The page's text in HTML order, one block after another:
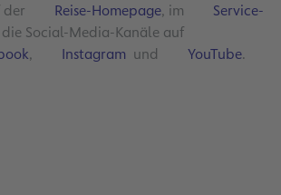
der
Reise-Homepage, im
Service-
Social-Media-Kanäle auf
, Instagram und YouTube.